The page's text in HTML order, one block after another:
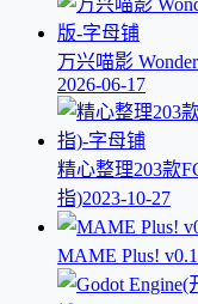
万兴喵影
2026-06-17
精心整理203款
指)2023-10-27
MAME Plus!